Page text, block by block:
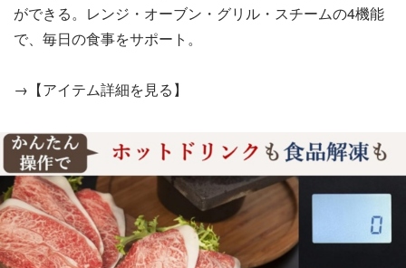
ができる。レンジ・オーブン・グリル・スチームの4機能
で、毎日の食事をサポート。
→【アイテム詳細を見る】